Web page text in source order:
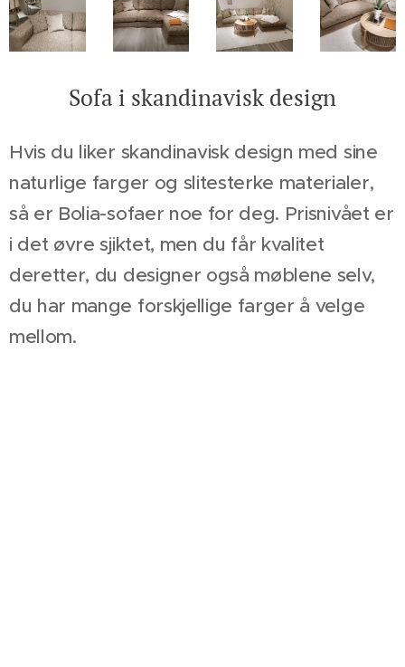
Sofa i skandinavisk design
Hvis du liker skandinavisk design med sine
naturlige farger og slitesterke materialer,
så er Bolia-sofaer noe for deg. Prisnivået er
i det øvre sjiktet, men du får kvalitet
deretter, du designer også møblene selv,
du har mange forskjellige farger å velge
mellom.